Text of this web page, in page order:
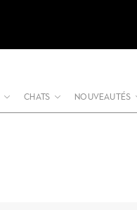
CHATS NOUVEAUTÉS